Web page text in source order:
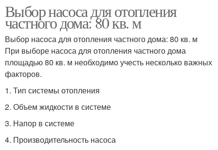
Выбор насоса для отопления
частного дома: 80 кв. м
Выбор насоса для отопления частного дома: 80 кв. м
При выборе насоса для отопления частного дома
площадью 80 кв. м необходимо учесть несколько важных
факторов.
1. Тип системы отопления
2. Объем жидкости в системе
3. Напор в системе
4. Производительность насоса